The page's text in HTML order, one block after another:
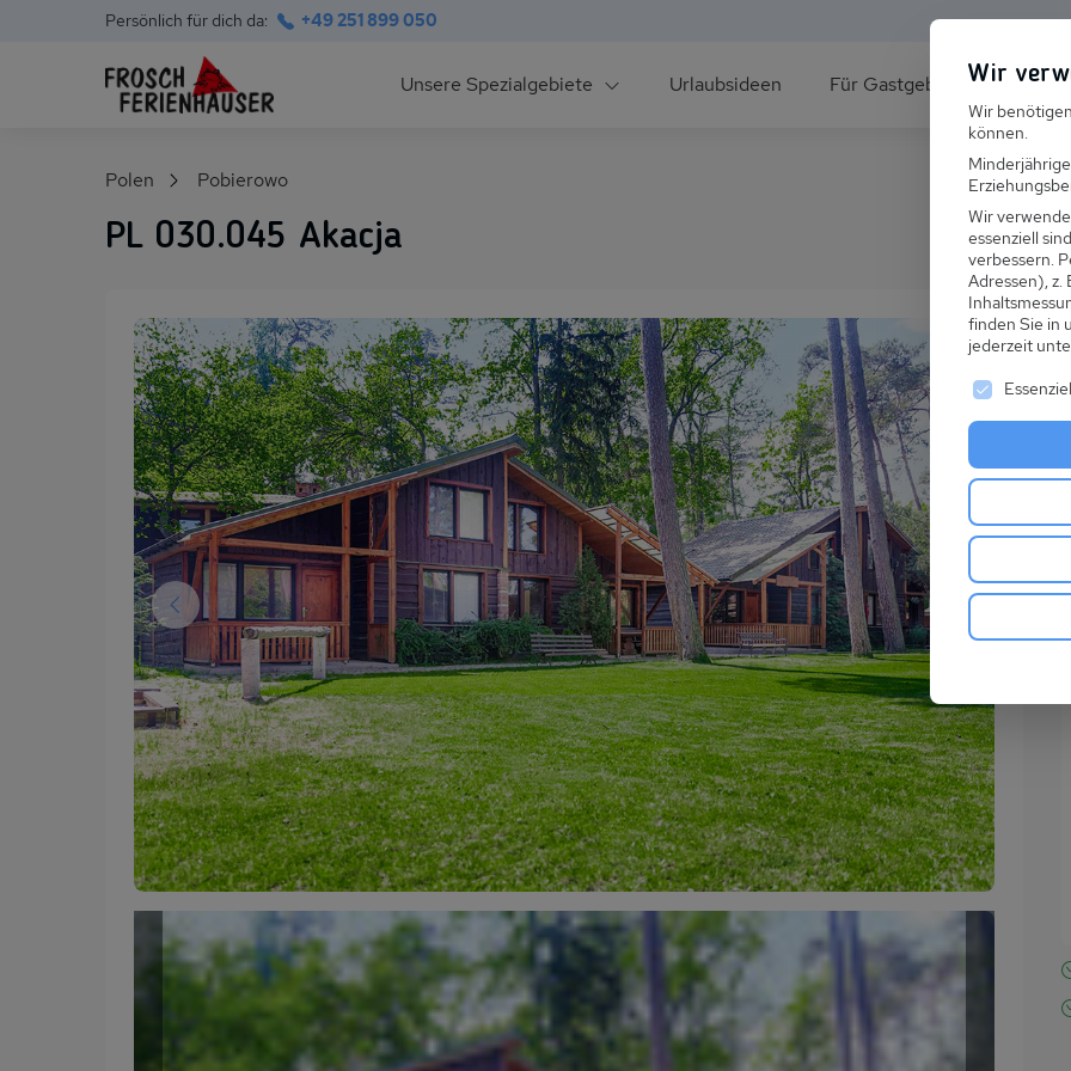
Persönlich für dich da: +49 251 899 050
Hauptnavigation
Unsere Spezialgebiete
Polnische Ostsee
Alpen im Sommer
Skihütten & Chalets im Winter
Gruppenhäuser für den Skiurlaub
Urlaubsideen Für Gastgeber Über
Polen Pobierowo
PL 030.045 Akacja
Wir
Wir
können.
Wir
essenziell
verbessern.
Adressen), z.
finden Sie in
jederzeit
Es folgt